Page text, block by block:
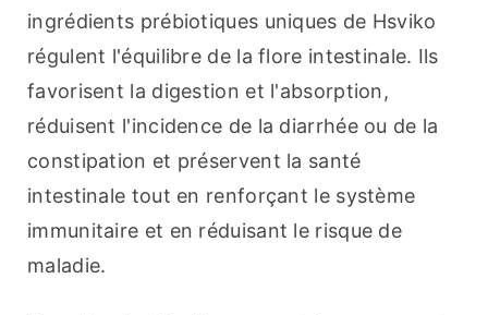
ingrédients prébiotiques uniques de Hsviko
régulent l'équilibre de la flore intestinale. Ils
favorisent la digestion et l'absorption,
réduisent l'incidence de la diarrhée ou de la
constipation et préservent la santé
intestinale tout en renforçant le système
immunitaire et en réduisant le risque de
maladie.